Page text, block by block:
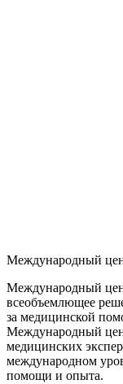
Международный
Международный
всеобъемлющее
за медицинской
Международный
медицинских
международном
помощи и опыта.